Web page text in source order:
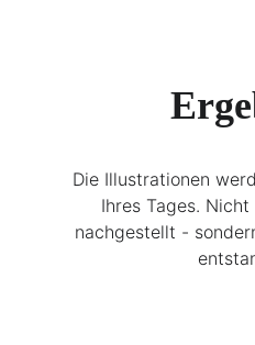
Die Illustrationen
Ihres Tages.
nachgestellt -